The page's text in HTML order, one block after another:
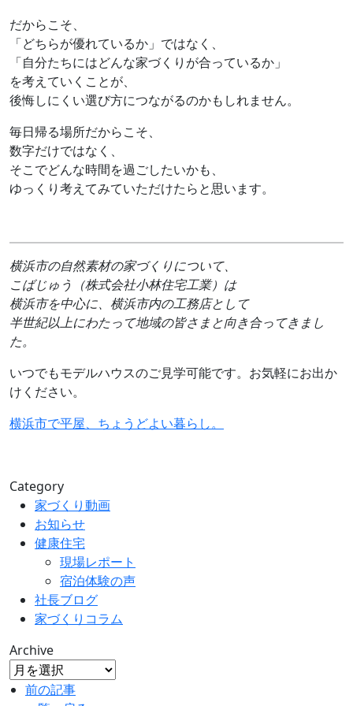
だからこそ、
「どちらが優れているか」ではなく、
「自分たちにはどんな家づくりが合っているか」
を考えていくことが、
後悔しにくい選び方につながるのかもしれません。
毎日帰る場所だからこそ、
数字だけではなく、
そこでどんな時間を過ごしたいかも、
ゆっくり考えてみていただけたらと思います。
横浜市の自然素材の家づくりについて、
こばじゅう（株式会社小林住宅工業）は
横浜市を中心に、横浜市内の工務店として
半世紀以上にわたって地域の皆さまと向き合ってきまし
た。
いつでもモデルハウスのご見学可能です。お気軽にお出か
けください。
横浜市で平屋、ちょうどよい暮らし。
Category
家づくり動画
お知らせ
健康住宅
現場レポート
宿泊体験の声
社長ブログ
家づくりコラム
Archive
前の記事